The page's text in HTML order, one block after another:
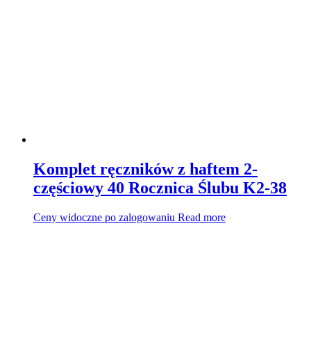
Komplet ręczników z haftem 2-
częściowy 40 Rocznica Ślubu K2-38
Ceny widoczne po zalogowaniu Read more